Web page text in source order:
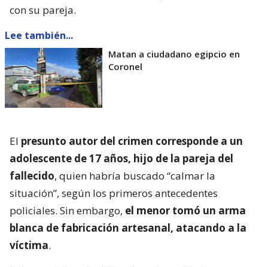
con su pareja.
Lee también...
Matan a ciudadano egipcio en
Coronel
El presunto autor del crimen corresponde a un
adolescente de 17 años, hijo de la pareja del
fallecido, quien habría buscado “calmar la
situación”, según los primeros antecedentes
policiales. Sin embargo, el menor tomó un arma
blanca de fabricación artesanal, atacando a la
víctima.